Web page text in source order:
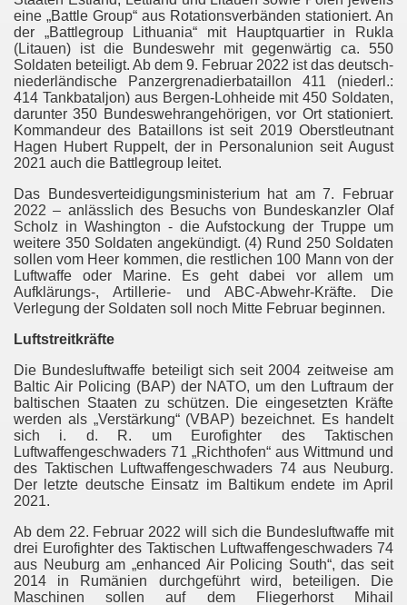
eine „Battle Group“ aus Rotationsverbänden stationiert. An
der „Battlegroup Lithuania“ mit Hauptquartier in Rukla
(Litauen) ist die Bundeswehr mit gegenwärtig ca. 550
Soldaten beteiligt. Ab dem 9. Februar 2022 ist das deutsch-
niederländische Panzergrenadierbataillon 411 (niederl.:
414 Tankbataljon) aus Bergen-Lohheide mit 450 Soldaten,
darunter 350 Bundeswehrangehörigen, vor Ort stationiert.
Kommandeur des Bataillons ist seit 2019 Oberstleutnant
Hagen Hubert Ruppelt, der in Personalunion seit August
2021 auch die Battlegroup leitet.
Das Bundesverteidigungsministerium hat am 7. Februar
2022 – anlässlich des Besuchs von Bundeskanzler Olaf
Scholz in Washington - die Aufstockung der Truppe um
weitere 350 Soldaten angekündigt. (4) Rund 250 Soldaten
sollen vom Heer kommen, die restlichen 100 Mann von der
Luftwaffe oder Marine. Es geht dabei vor allem um
Aufklärungs-, Artillerie- und ABC-Abwehr-Kräfte. Die
Verlegung der Soldaten soll noch Mitte Februar beginnen.
Luftstreitkräfte
Die Bundesluftwaffe beteiligt sich seit 2004 zeitweise am
Baltic Air Policing (BAP) der NATO, um den Luftraum der
baltischen Staaten zu schützen. Die eingesetzten Kräfte
werden als „Verstärkung“ (VBAP) bezeichnet. Es handelt
sich i. d. R. um Eurofighter des Taktischen
Luftwaffengeschwaders 71 „Richthofen“ aus Wittmund und
des Taktischen Luftwaffengeschwaders 74 aus Neuburg.
Der letzte deutsche Einsatz im Baltikum endete im April
2021.
Ab dem 22. Februar 2022 will sich die Bundesluftwaffe mit
drei Eurofighter des Taktischen Luftwaffengeschwaders 74
aus Neuburg am „enhanced Air Policing South“, das seit
2014 in Rumänien durchgeführt wird, beteiligen. Die
Maschinen sollen auf dem Fliegerhorst Mihail
getötet
islamistischer Piraten
und Cambrils
und-Spangdahlem
Anschläge